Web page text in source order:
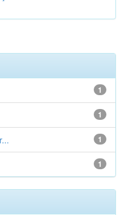
1
1
1
1